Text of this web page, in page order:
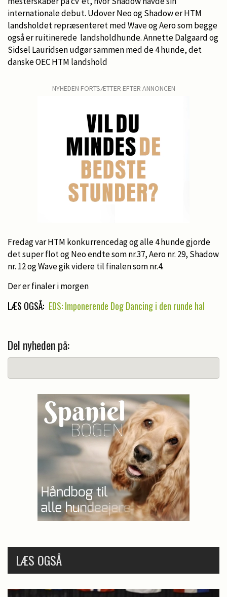
internationale debut. Udover Neo og Shadow er HTM
landsholdet repræsenteret med Wave og Aero som begge
også er ruitinerede landsholdhunde. Annette Dalgaard og
Sidsel Lauridsen udgør sammen med de 4 hunde, det
danske OEC HTM landshold
NYHEDEN FORTSÆTTER EFTER ANNONCEN
Fredag var HTM konkurrencedag og alle 4 hunde gjorde
det super flot og Neo endte som nr.37, Aero nr. 29, Shadow
nr. 12 og Wave gik videre til finalen som nr.4.
Der er finaler i morgen
LÆS OGSÅ: EDS: Imponerende Dog Dancing i den runde hal
Del nyheden på:
LÆS OGSÅ